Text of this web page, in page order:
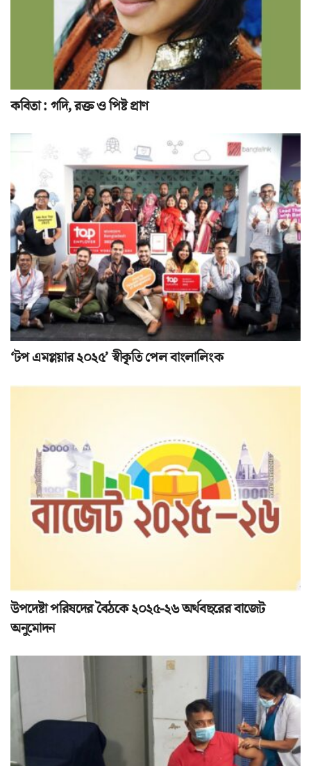
কবিতা : গদি, রক্ত ও পিষ্ট প্রাণ
‘টপ এমপ্লয়ার ২০২৫’ স্বীকৃতি পেল বাংলালিংক
উপদেষ্টা পরিষদের বৈঠকে ২০২৫-২৬ অর্থবছরের বাজেট
অনুমোদন